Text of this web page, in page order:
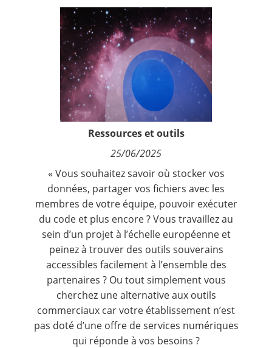
Nous suivre
Ressources et outils
25/06/2025
« Vous souhaitez savoir où stocker vos
données, partager vos fichiers avec les
membres de votre équipe, pouvoir exécuter
du code et plus encore ? Vous travaillez au
sein d’un projet à l’échelle européenne et
peinez à trouver des outils souverains
accessibles facilement à l’ensemble des
partenaires ? Ou tout simplement vous
cherchez une alternative aux outils
commerciaux car votre établissement n’est
pas doté d’une offre de services numériques
qui réponde à vos besoins ?